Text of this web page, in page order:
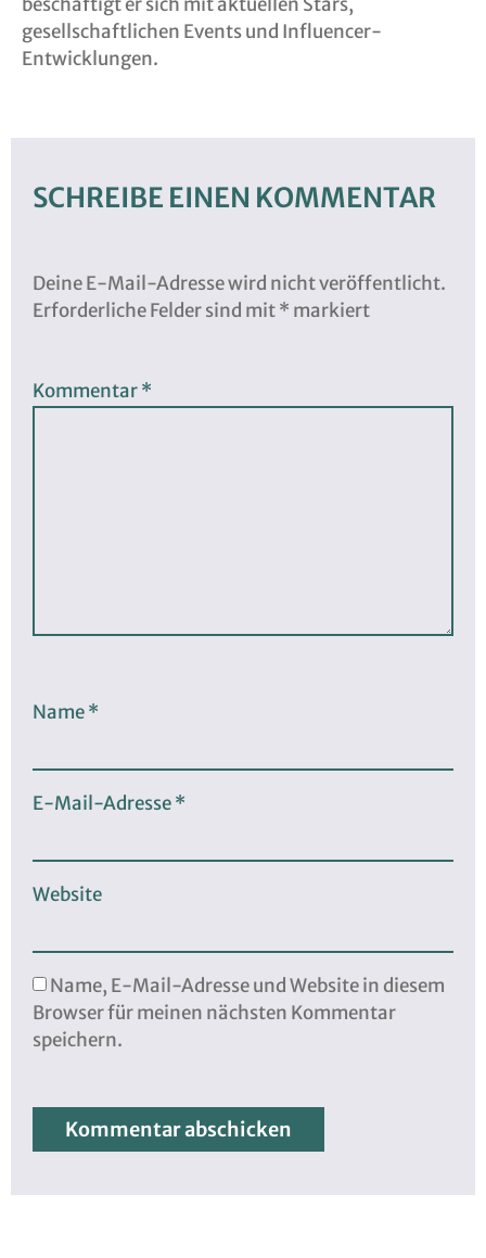
gesellschaftlichen Events und Influencer-
Entwicklungen.
SCHREIBE EINEN KOMMENTAR
Deine E-Mail-Adresse wird nicht veröffentlicht.
Erforderliche Felder sind mit* markiert
Kommentar*
Name*
E-Mail-Adresse*
Website
Name, E-Mail-Adresse und Website in diesem
Browser für meinen nächsten Kommentar
speichern.